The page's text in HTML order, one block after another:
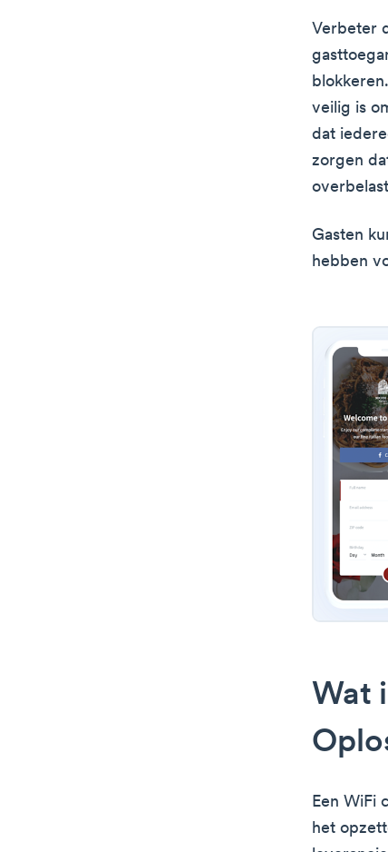
Verbeter
veilig is
dat
zorgen
Gasten
hebben
Wat
Een WiFi
het